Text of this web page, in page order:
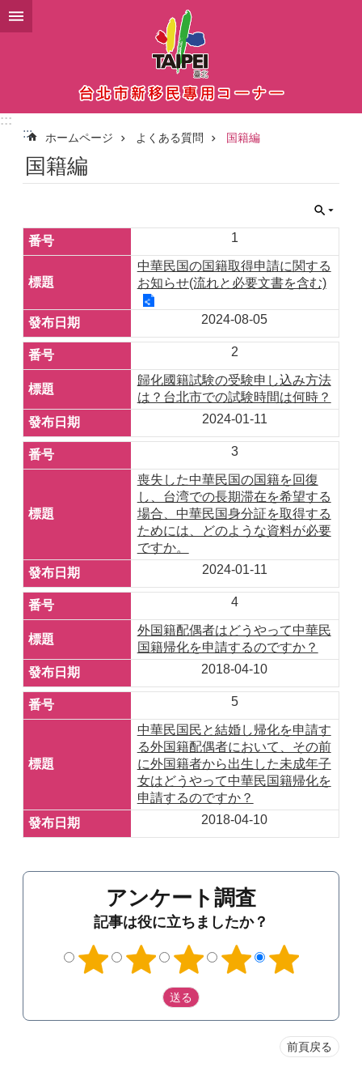
メインコンテンツブロックにスキップ
:::
:::
ホームページ よくある質問 国籍編
国籍編
1
中華民国の国籍取得申請に関する
お知らせ(流れと必要文書を含む)
2024-08-05
2
歸化國籍試験の受験申し込み方法
は？台北市での試験時間は何時？
2024-01-11
3
喪失した中華民国の国籍を回復
し、台湾での長期滞在を希望する
場合、中華民国身分証を取得する
ためには、どのような資料が必要
ですか。
2024-01-11
4
外国籍配偶者はどうやって中華民
国籍帰化を申請するのですか？
2018-04-10
5
中華民国民と結婚し帰化を申請す
る外国籍配偶者において、その前
に外国籍者から出生した未成年子
女はどうやって中華民国籍帰化を
申請するのですか？
2018-04-10
アンケート調査
記事は役に立ちましたか？
前頁戻る